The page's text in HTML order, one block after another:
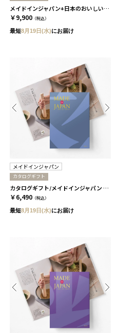
メイドインジャパン+日本のおいしい食べ物 / MJ14+蓬 2冊セット
￥9,900 （税込）
最短8月19日(水)にお届け
メイドインジャパン
カタログギフト
カタログギフト/メイドインジャパン 全5種 MJ10
￥6,490 （税込）
最短8月19日(水)にお届け